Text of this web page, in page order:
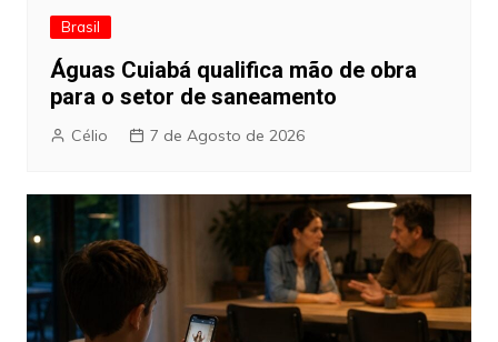
Brasil
Águas Cuiabá qualifica mão de obra
para o setor de saneamento
Célio 7 de Agosto de 2026